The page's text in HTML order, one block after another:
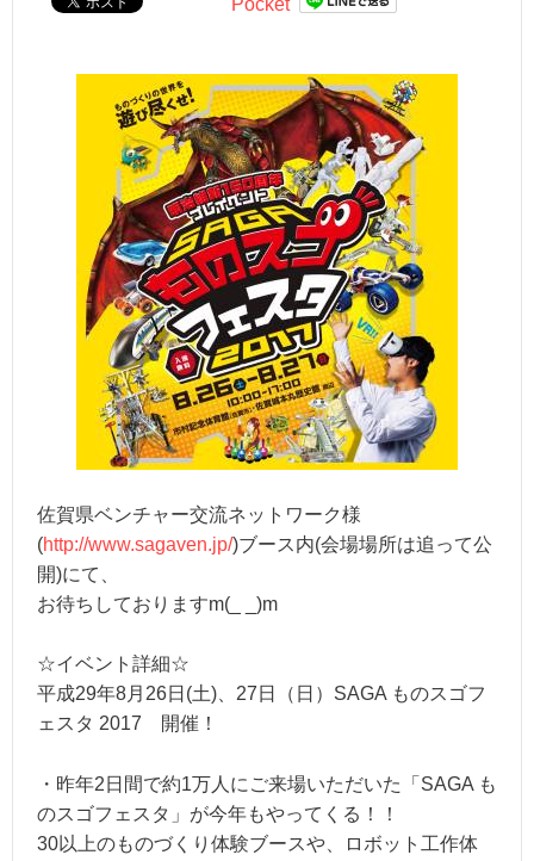
佐賀県ベンチャー交流ネットワーク様
(http://www.sagaven.jp/)ブース内(会場場所は追って公
開)にて、
お待ちしておりますm(_ _)m
☆イベント詳細☆
平成29年8月26日(土)、27日（日）SAGA ものスゴフ
ェスタ 2017 開催！
・昨年2日間で約1万人にご来場いただいた「SAGA も
のスゴフェスタ」が今年もやってくる！！
30以上のものづくり体験ブースや、ロボット工作体